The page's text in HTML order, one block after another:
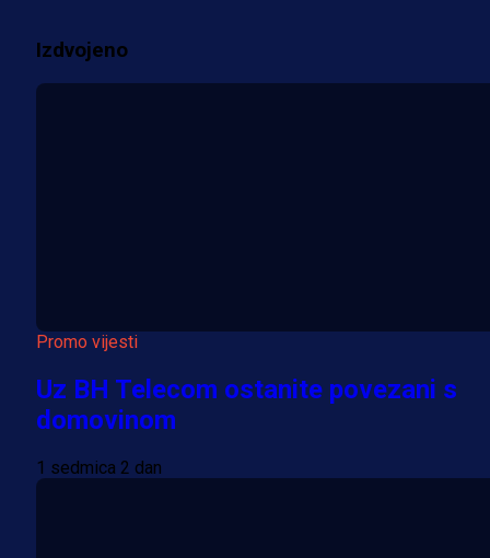
Više vijesti
Izdvojeno
Promo vijesti
Uz BH Telecom ostanite povezani s
domovinom
1 sedmica 2 dan